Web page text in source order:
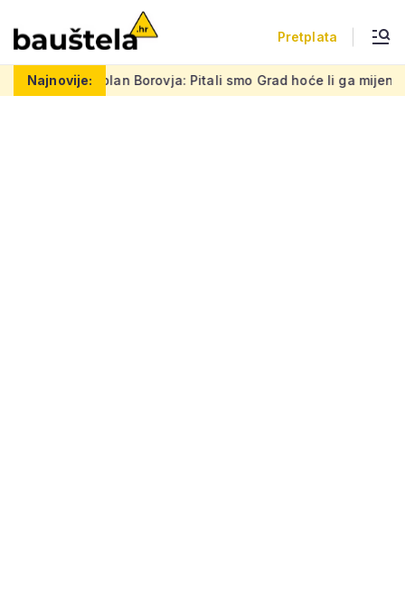
Pretplata
Najnovije:
Borovja: Pitali smo Grad hoće li ga mijenjati zbog prigovora